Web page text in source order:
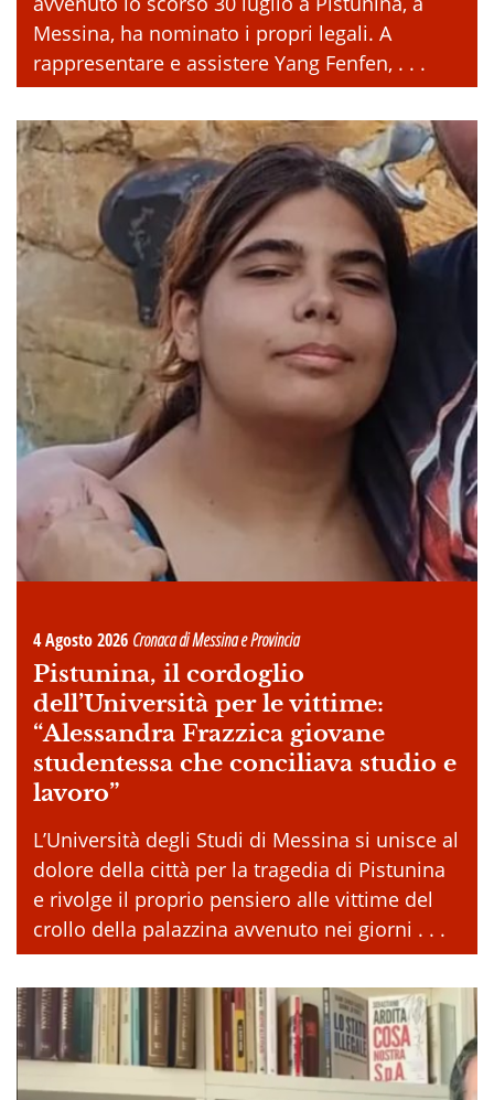
Messina, ha nominato i propri legali. A
rappresentare e assistere Yang Fenfen, . . .
4 Agosto 2026 Cronaca di Messina e Provincia
Pistunina, il cordoglio
dell’Università per le vittime:
“Alessandra Frazzica giovane
studentessa che conciliava studio e
lavoro”
L’Università degli Studi di Messina si unisce al
dolore della città per la tragedia di Pistunina
e rivolge il proprio pensiero alle vittime del
crollo della palazzina avvenuto nei giorni . . .